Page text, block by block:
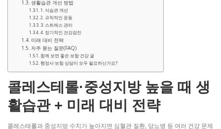
생활습관 개선 방법
1. 식습관 개선
2. 규칙적인 운동
3. 스트레스 관리
4. 정기적인 건강검진
미래 대비 전략
자주 묻는 질문(FAQ)
함께 보면 좋은 보험·건강 글
행정사·보험 상담이 모두 필요하신가요?
콜레스테롤·중성지방 높을 때 생
활습관 + 미래 대비 전략
콜레스테롤과 중성지방 수치가 높아지면 심혈관 질환, 당뇨병 등 여러 건강 문제